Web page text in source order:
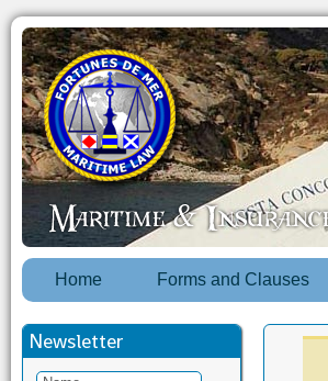
Home Forms and Clauses
Newsletter